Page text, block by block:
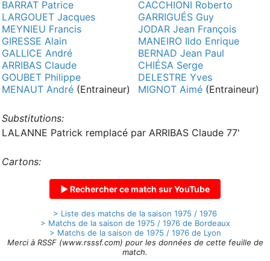
BARRAT Patrice
LARGOUET Jacques
MEYNIEU Francis
GIRESSE Alain
GALLICE André
ARRIBAS Claude
GOUBET Philippe
MENAUT André (Entraineur)
CACCHIONI Roberto
GARRIGUÉS Guy
JODAR Jean François
MANEIRO Ildo Enrique
BERNAD Jean Paul
CHIÉSA Serge
DELESTRE Yves
MIGNOT Aimé (Entraineur)
Substitutions:
LALANNE Patrick remplacé par ARRIBAS Claude 77'
Cartons:
▶ Rechercher ce match sur YouTube
> Liste des matchs de la saison 1975 / 1976
> Matchs de la saison de 1975 / 1976 de Bordeaux
> Matchs de la saison de 1975 / 1976 de Lyon
Merci à RSSF (www.rsssf.com) pour les données de cette feuille de
match.